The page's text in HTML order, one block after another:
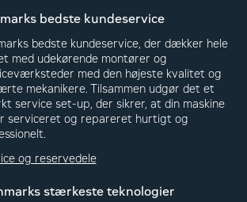
bedste kundeservice
bedste kundeservice, der dækker hele
med udekørende montører og
med den højeste kvalitet og
mekanikere. Tilsammen udgør det et
service set-up, der sikrer, at din maskine
serviceret og repareret hurtigt og
og reservedele
stærkeste teknologier